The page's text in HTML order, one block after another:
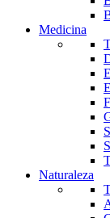
Medicina
Naturaleza